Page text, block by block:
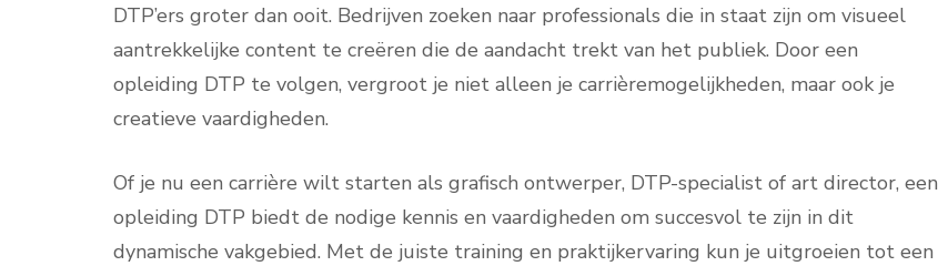
DTP’ers groter dan ooit. Bedrijven zoeken naar professionals die in staat zijn om visueel
aantrekkelijke content te creëren die de aandacht trekt van het publiek. Door een
opleiding DTP te volgen, vergroot je niet alleen je carrièremogelijkheden, maar ook je
creatieve vaardigheden.
Of je nu een carrière wilt starten als grafisch ontwerper, DTP-specialist of art director, een
opleiding DTP biedt de nodige kennis en vaardigheden om succesvol te zijn in dit
dynamische vakgebied. Met de juiste training en praktijkervaring kun je uitgroeien tot een